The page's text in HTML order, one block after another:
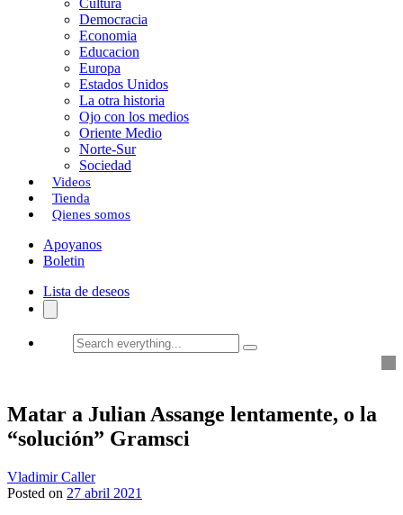
Cultura
Democracia
Economia
Educacion
Europa
Estados Unidos
La otra historia
Ojo con los medios
Oriente Medio
Norte-Sur
Sociedad
Videos
Tienda
Qienes somos
Apoyanos
Boletin
Lista de deseos
Search
everything...
Matar a Julian Assange lentamente, o la
“solución” Gramsci
Vladimir Caller
Posted on 27 abril 2021